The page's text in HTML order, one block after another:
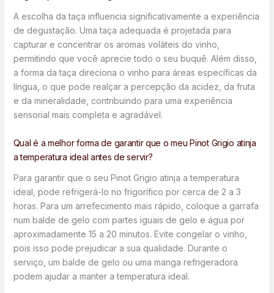
A escolha da taça influencia significativamente a experiência
de degustação. Uma taça adequada é projetada para
capturar e concentrar os aromas voláteis do vinho,
permitindo que você aprecie todo o seu buquê. Além disso,
a forma da taça direciona o vinho para áreas específicas da
língua, o que pode realçar a percepção da acidez, da fruta
e da mineralidade, contribuindo para uma experiência
sensorial mais completa e agradável.
Qual é a melhor forma de garantir que o meu Pinot Grigio atinja
a temperatura ideal antes de servir?
Para garantir que o seu Pinot Grigio atinja a temperatura
ideal, pode refrigerá-lo no frigorífico por cerca de 2 a 3
horas. Para um arrefecimento mais rápido, coloque a garrafa
num balde de gelo com partes iguais de gelo e água por
aproximadamente 15 a 20 minutos. Evite congelar o vinho,
pois isso pode prejudicar a sua qualidade. Durante o
serviço, um balde de gelo ou uma manga refrigeradora
podem ajudar a manter a temperatura ideal.